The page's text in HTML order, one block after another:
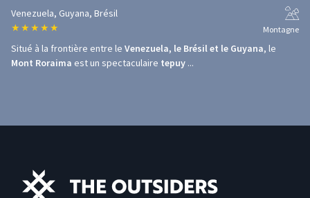
Venezuela, Guyana, Brésil
★ ★ ★ ★ ★ Montagne
Situé à la frontière entre le Venezuela, le Brésil et le Guyana, le
Mont Roraima est un spectaculaire tepuy ...